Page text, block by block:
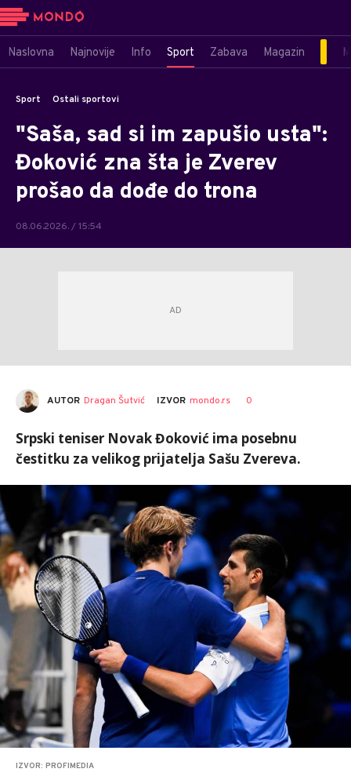
Naslovna Najnovije Info Sport Zabava Magazin
Sport Ostali sportovi
"Saša, sad si im zapušio usta":
Đoković zna šta je Zverev
prošao da dođe do trona
08.06.2026. / 15:54
AUTOR Dragan Šutvić IZVOR mondo.rs 0
Srpski teniser Novak Đoković ima posebnu
čestitku za velikog prijatelja Sašu Zvereva.
IZVOR: PROFIMEDIA